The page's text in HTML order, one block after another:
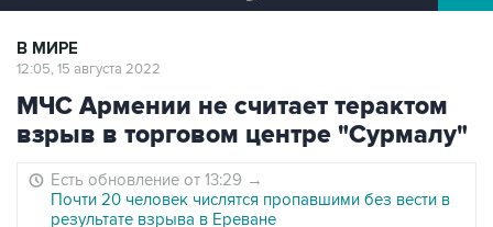
В МИРЕ
12:05, 15 августа 2022
МЧС Армении не считает терактом
взрыв в торговом центре "Сурмалу"
Есть обновление от 13:29 →
Почти 20 человек числятся пропавшими без вести в
результате взрыва в Ереване